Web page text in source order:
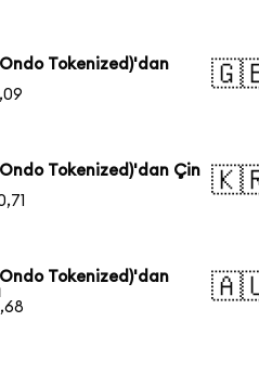
Tokenized)'dan
Tokenized)'dan Çin
Tokenized)'dan